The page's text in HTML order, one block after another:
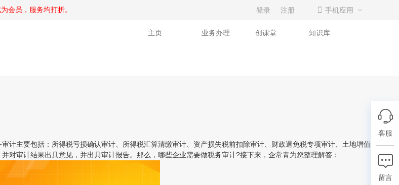
登录 注册 手机应用
会员，服务均打折。
主页 业务办理 创课堂 知识库
主要包括：所得税亏损确认审计、所得税汇算清缴审计、资产损失税前扣除审计、财政退免税专项审计、土地增值税汇算清
审计结果出具意见，并出具审计报告。那么，哪些企业需要做税务审计?接下来，企常青为您整理解答：
客服
留言